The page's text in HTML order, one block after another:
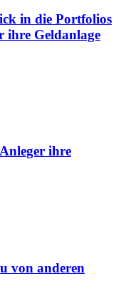
in die Portfolios
ihre Geldanlage
ihre
von anderen